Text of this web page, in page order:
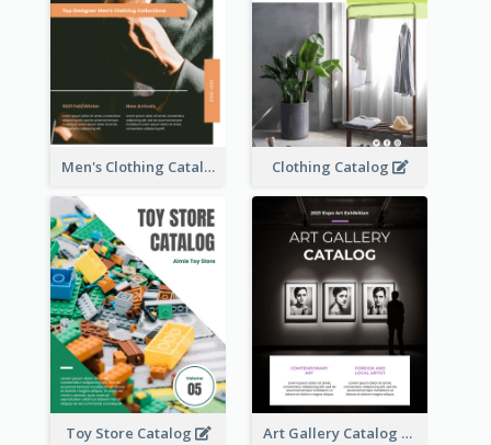
Men's Clothing Catalog Clothing Catalog
Toy Store Catalog Art Gallery Catalog